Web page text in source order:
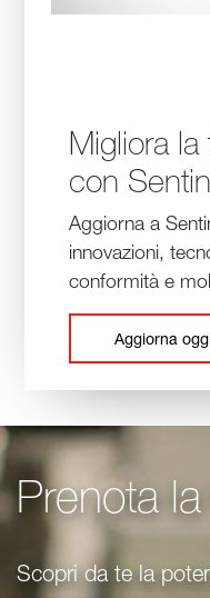
Migliora la
con
Aggiorna a
innovazioni,
conformità e
Aggiorna
Prenota
Scopri da te la